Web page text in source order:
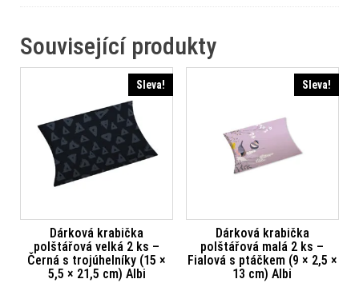
Související produkty
Sleva!
Dárková krabička
polštářová velká 2 ks –
Černá s trojúhelníky (15 ×
5,5 × 21,5 cm) Albi
Sleva!
Dárková krabička
polštářová malá 2 ks –
Fialová s ptáčkem (9 × 2,5 ×
13 cm) Albi